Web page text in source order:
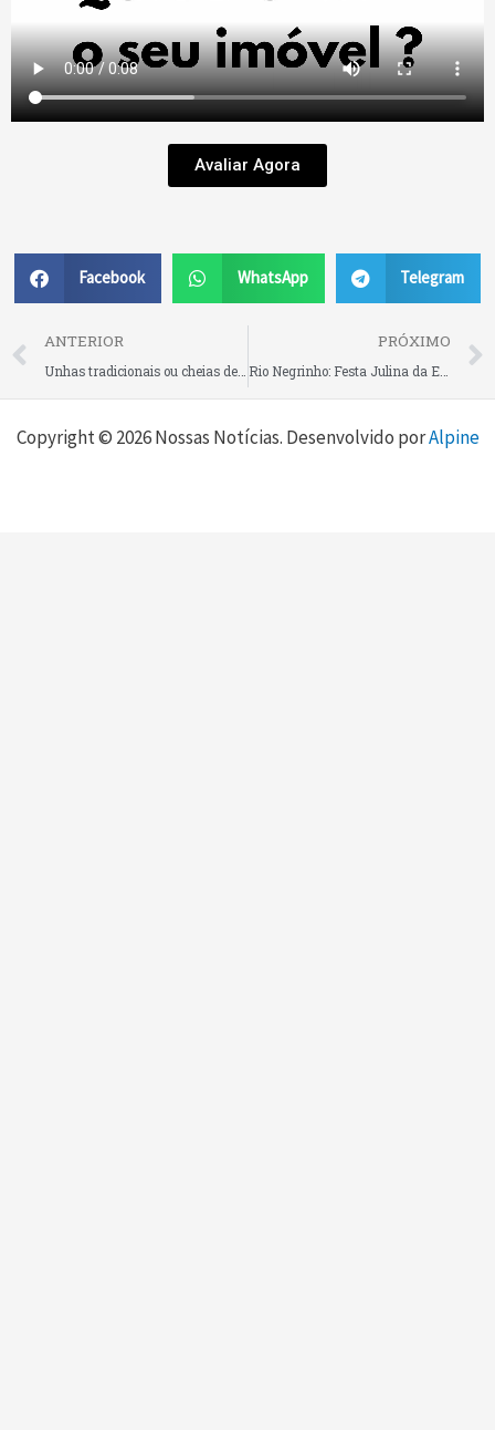
Avaliar Agora
Facebook WhatsApp Telegram
Prev
ANTERIOR PRÓXIMO
Rio Negrinho: Festa Julina da Escola Lucinda Maros Pscheidt é transferida para 8 de agosto
Copyright © 2026 Nossas Notícias. Desenvolvido porAlpine